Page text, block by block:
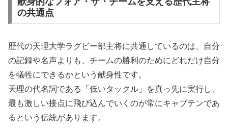
の共通点
歴代の天理大学ラグビー部主将に共通しているのは、自分
の記録や名声よりも、チームの勝利のためにどれだけ自分
を犠牲にできるかという献身性です。
天理の代名詞である「低いタックル」を真っ先に実行し、
最も激しい接点に飛び込んでいくのが常にキャプテンであ
るという伝統があります。